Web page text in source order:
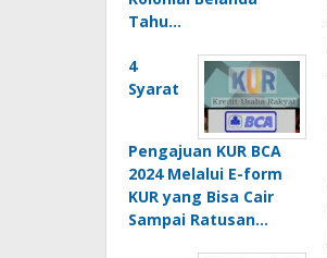
Tahu…
4
Syarat
Pengajuan KUR BCA
2024 Melalui E-form
KUR yang Bisa Cair
Sampai Ratusan…